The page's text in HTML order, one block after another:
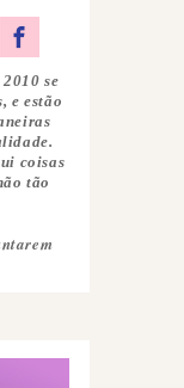
se
e estão
coisas
tão